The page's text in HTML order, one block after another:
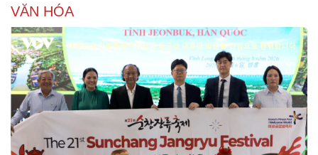
VĂN HÓA